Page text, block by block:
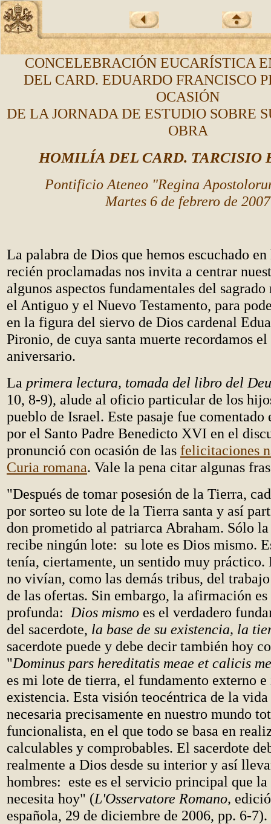
CONCELEBRACIÓN EUCARÍSTICA
DEL CARD. EDUARDO FRANCISCO
OCASIÓN
DE LA JORNADA DE ESTUDIO SOBRE
OBRA
HOMILÍA DEL CARD. TARCISIO
Pontificio Ateneo "Regina
Martes 6 de febrero de 2007
La palabra de Dios que hemos escuchado
recién proclamadas nos invita a centrar
algunos aspectos fundamentales del
el Antiguo y el Nuevo Testamento, para
en la figura del siervo de Dios cardenal
Pironio, de cuya santa muerte recordamos
aniversario.
La primera lectura, tomada del libro del
10, 8-9), alude al oficio particular de los
pueblo de Israel. Este pasaje fue comentado
por el Santo Padre Benedicto XVI en el
pronunció con ocasión de las felicitaciones
Curia romana. Vale la pena citar algunas
"Después de tomar posesión de la Tierra,
por sorteo su lote de la Tierra santa y así
don prometido al patriarca Abraham. Sólo
recibe ningún lote: su lote es Dios mismo.
tenía, ciertamente, un sentido muy práctico.
no vivían, como las demás tribus, del
de las ofertas. Sin embargo, la afirmación es
profunda: Dios mismo es el verdadero
del sacerdote, la base de su existencia, la
sacerdote puede y debe decir también hoy
"Dominus pars hereditatis meae et calicis
es mi lote de tierra, el fundamento externo
existencia. Esta visión teocéntrica de la vida
necesaria precisamente en nuestro mundo
funcionalista, en el que todo se basa en
calculables y comprobables. El sacerdote
realmente a Dios desde su interior y así
hombres: este es el servicio principal que la
necesita hoy" (L'Osservatore Romano,
española, 29 de diciembre de 2006, pp. 6-7).